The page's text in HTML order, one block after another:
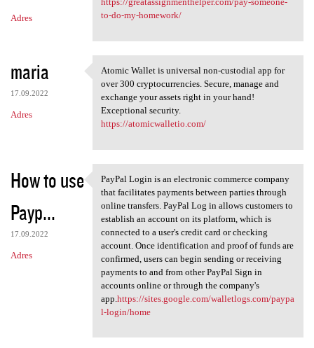
Adres
to-do-my-homework/
maria
17.09.2022
Adres
Atomic Wallet is universal
Atomic Wallet is universal non-custodial app for
over 300 cryptocurrencies. Secure, manage and
exchange your assets right in your hand!
Exceptional security.
https://atomicwalletio.com/
How to use
Payp...
17.09.2022
Adres
PayPal Login is an electronic
PayPal Login is an electronic commerce company
that facilitates payments between parties through
online transfers. PayPal Log in allows customers to
establish an account on its platform, which is
connected to a user's credit card or checking
account. Once identification and proof of funds are
confirmed, users can begin sending or receiving
payments to and from other PayPal Sign in
accounts online or through the company's
app. https://sites.google.com/walletlogs.com/paypa
l-login/home